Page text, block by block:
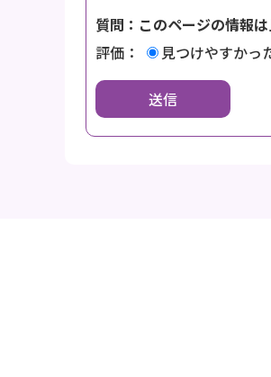
質問：このページの情報
評価：
見つけやすかっ